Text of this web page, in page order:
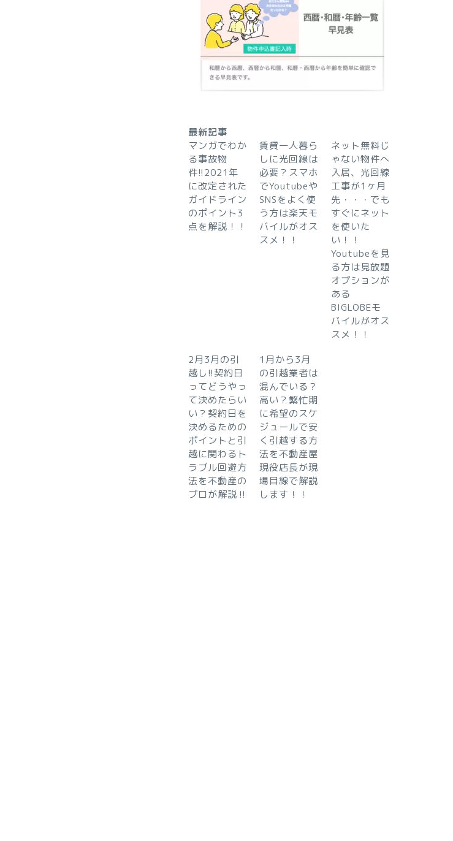
最新記事
マンガでわか
る事故物
件!!2021年
に改定された
ガイドライン
のポイント3
点を解説！！
賃貸一人暮ら
しに光回線は
必要？スマホ
でYoutubeや
SNSをよく使
う方は楽天モ
バイルがオス
スメ！！
ネット無料じ
ゃない物件へ
入居、光回線
工事が1ヶ月
先・・・でも
すぐにネット
を使いた
い！！
Youtubeを見
る方は見放題
オプションが
ある
BIGLOBEモ
バイルがオス
スメ！！
2月3月の引
越し!!契約日
ってどうやっ
て決めたらい
い？契約日を
決めるための
ポイントと引
越に関わるト
ラブル回避方
法を不動産の
プロが解説‼︎
1月から3月
の引越業者は
混んでいる？
高い？繁忙期
に希望のスケ
ジュールで安
く引越する方
法を不動産屋
現役店長が現
場目線で解説
します！！